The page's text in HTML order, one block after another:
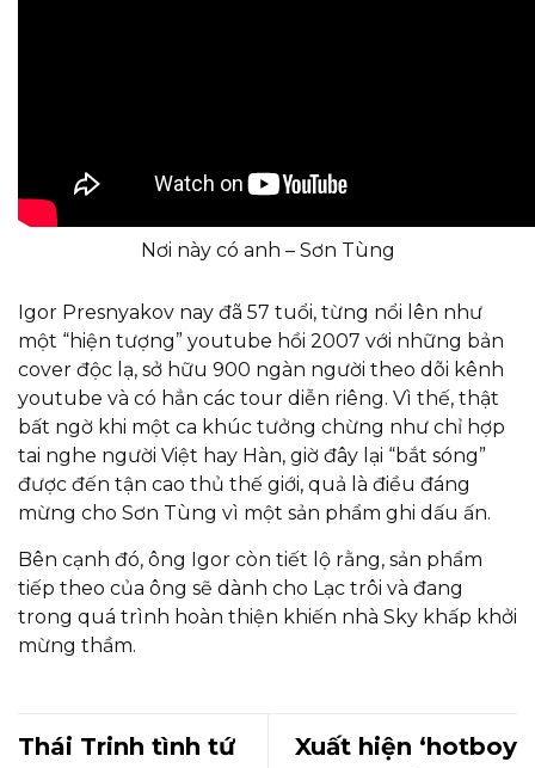
Nơi này có anh – Sơn Tùng
Igor Presnyakov nay đã 57 tuổi, từng nổi lên như
một “hiện tượng” youtube hồi 2007 với những bản
cover độc lạ, sở hữu 900 ngàn người theo dõi kênh
youtube và có hẳn các tour diễn riêng. Vì thế, thật
bất ngờ khi một ca khúc tưởng chừng như chỉ hợp
tai nghe người Việt hay Hàn, giờ đây lại “bắt sóng”
được đến tận cao thủ thế giới, quả là điều đáng
mừng cho Sơn Tùng vì một sản phẩm ghi dấu ấn.
Bên cạnh đó, ông Igor còn tiết lộ rằng, sản phẩm
tiếp theo của ông sẽ dành cho Lạc trôi và đang
trong quá trình hoàn thiện khiến nhà Sky khấp khởi
mừng thầm.
Thái Trinh tình tứ
Xuất hiện ‘hotboy